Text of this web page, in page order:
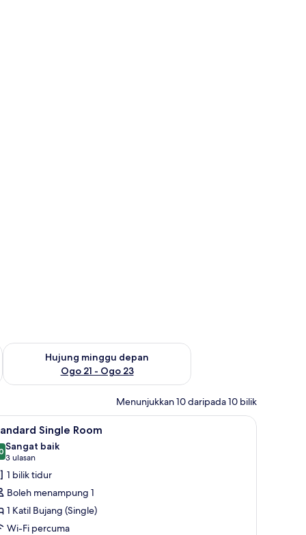
ini Ogo 14 - Ogo 16
Hujung minggu depan
Ogo 21 - Ogo 23
Semak ketersediaan untuk hujung minggu depan Ogo 21 -
Menunjukkan 10 daripada 10 bilik
1 Single Room
daripada 10
Sangat baik
3 ulasan
(3
ulasan)
1 bilik tidur
Boleh menampung 1
1 Katil Bujang (Single)
Wi-Fi percuma